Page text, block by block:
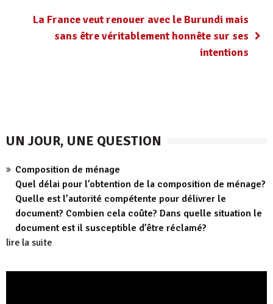
La France veut renouer avec le Burundi mais
sans être véritablement honnête sur ses
intentions
UN JOUR, UNE QUESTION
Composition de ménage
Quel délai pour l’obtention de la composition de ménage?
Quelle est l’autorité compétente pour délivrer le
document? Combien cela coûte? Dans quelle situation le
document est il susceptible d’être réclamé?
lire la suite